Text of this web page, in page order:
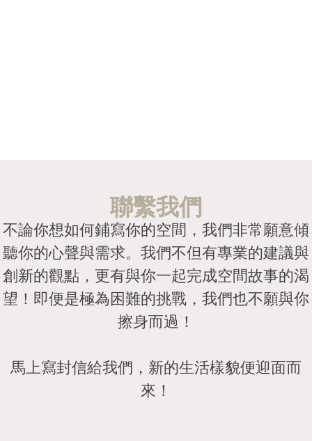
聯繫我們
不論你想如何鋪寫你的空間，我們非常願意傾
聽你的心聲與需求。我們不但有專業的建議與
創新的觀點，更有與你一起完成空間故事的渴
望！即便是極為困難的挑戰，我們也不願與你
擦身而過！
馬上寫封信給我們，新的生活樣貌便迎面而
來！